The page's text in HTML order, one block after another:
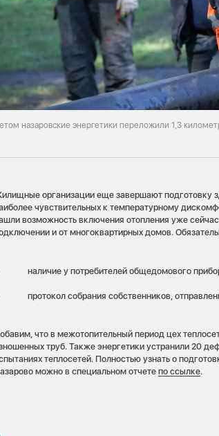
назаровские энергетики переложили 1,3
организации еще завершают подготовку
чувствительных к температурному
возможность включения отопления уже
и от многоквартирных домов.
наличие у потребителей общедомового
протокол собрания собственников,
что в межотопительный период цех
труб. Также энергетики устранили 20
теплосетей. Полностью узнать о
можно в специальном отчетепо ссылке.